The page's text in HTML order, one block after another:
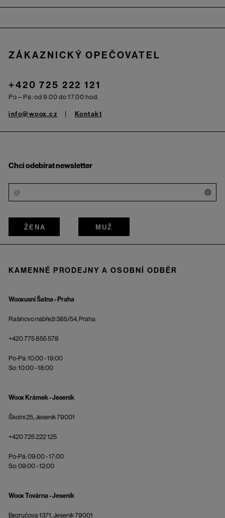
ZÁKAZNICKÝ OPEČOVATEL
+420 725 222 121
Po – Pá: od 9.00 do 17.00 hod.
info@woox.cz Kontakt
Chci odebírat newsletter
i
ŽENA MUŽ
KAMENNÉ PRODEJNY A OSOBNÍ ODBĚR
Wooxusní Šatna - Praha
Rašínovo nábřeží 385/54, Praha
+420 775 855 578
Po-Pá: 10:00 - 19:00
So: 10:00 - 18:00
Woox Krámek - Jeseník
Školní 25, Jeseník 79001
+420 725 222 125
Po-Pá: 09:00 - 17:00
So: 09:00 - 12:00
Woox Továrna - Jeseník
Bezručova 1371, Jeseník 79001